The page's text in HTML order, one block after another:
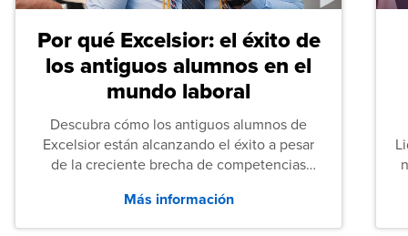
Por qué Excelsior: el éxito de
los antiguos alumnos en el
mundo laboral
Descubra cómo los antiguos alumnos de
Excelsior están alcanzando el éxito a pesar
de la creciente brecha de competencias
tanto las empresas como los recién
graduados en todo Estados Unidos.
Más información